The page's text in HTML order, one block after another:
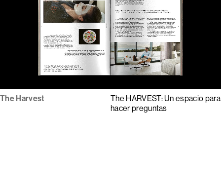
The Harvest
The HARVEST: Un espacio para
hacer preguntas